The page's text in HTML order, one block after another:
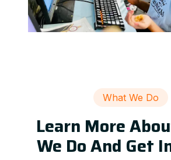
What We Do
Learn More
We Do And Get